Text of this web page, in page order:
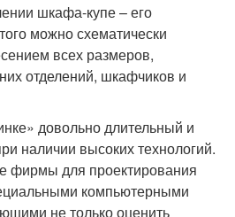
шкафа-купе – его
можно схематически
всех размеров,
отделений, шкафчиков и
довольно длительный и
наличии высоких технологий.
фирмы для проектирования
компьютерными
не только оценить